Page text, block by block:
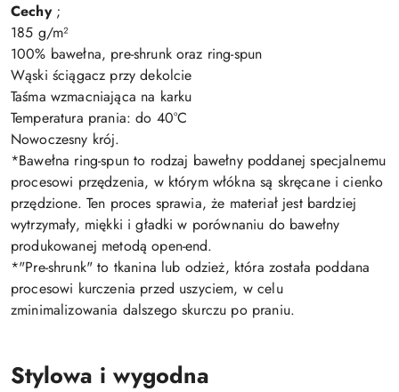
Cechy ;
185 g/m²
100% bawełna, pre-shrunk oraz ring-spun
Wąski ściągacz przy dekolcie
Taśma wzmacniająca na karku
Temperatura prania: do 40°C
Nowoczesny krój.
*Bawełna ring-spun to rodzaj bawełny poddanej specjalnemu
procesowi przędzenia, w którym włókna są skręcane i cienko
przędzione. Ten proces sprawia, że materiał jest bardziej
wytrzymały, miękki i gładki w porównaniu do bawełny
produkowanej metodą open-end.
*"Pre-shrunk" to tkanina lub odzież, która została poddana
procesowi kurczenia przed uszyciem, w celu
zminimalizowania dalszego skurczu po praniu.
Stylowa i wygodna